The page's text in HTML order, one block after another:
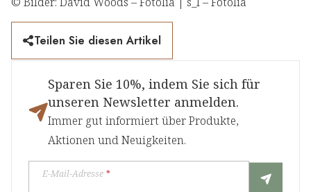
Teilen Sie diesen Artikel
Sparen Sie 10%, indem Sie sich für
unseren Newsletter anmelden.
Immer gut informiert über Produkte,
Aktionen und Neuigkeiten.
E-Mail-Adresse *